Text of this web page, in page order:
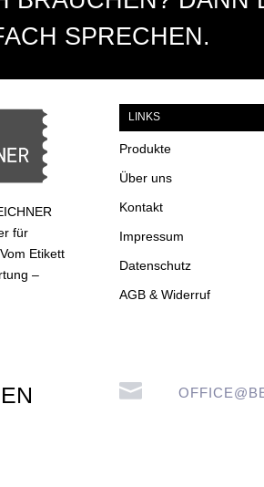
SPRECHEN.
für
Etikett
–
LINKS
Produkte
Über uns
Kontakt
Impressum
Datenschutz
AGB & Widerruf
